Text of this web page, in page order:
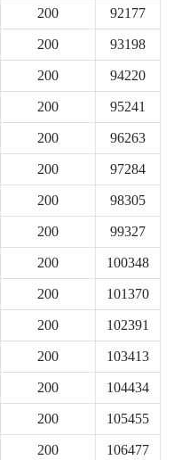
200 92177
200 93198
200 94220
200 95241
200 96263
200 97284
200 98305
200 99327
200 100348
200 101370
200 102391
200 103413
200 104434
200 105455
200 106477